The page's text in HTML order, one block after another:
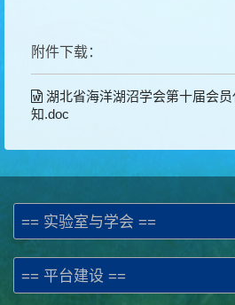
附件下载：
湖北省海洋湖沼学会第十届会
知.doc
== 实验室与学会 ==
== 平台建设 ==